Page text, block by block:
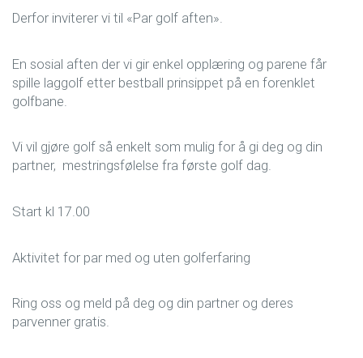
Derfor inviterer vi til «Par golf aften».
En sosial aften der vi gir enkel opplæring og parene får
spille laggolf etter bestball prinsippet på en forenklet
golfbane.
Vi vil gjøre golf så enkelt som mulig for å gi deg og din
partner, mestringsfølelse fra første golf dag.
Start kl 17.00
Aktivitet for par med og uten golferfaring
Ring oss og meld på deg og din partner og deres
parvenner gratis.